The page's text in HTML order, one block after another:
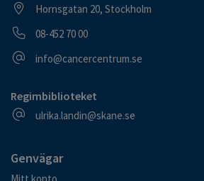
Besöksadress
Hornsgatan 20, Stockholm
Telefonnummer
08-452 70 00
E-postadress
info@cancercentrum.se
Regimbiblioteket
E-postadress
ulrika.landin@skane.se
Genvägar